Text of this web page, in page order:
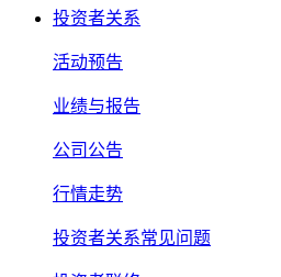
投资者关系
活动预告
业绩与报告
公司公告
行情走势
投资者关系常见问题